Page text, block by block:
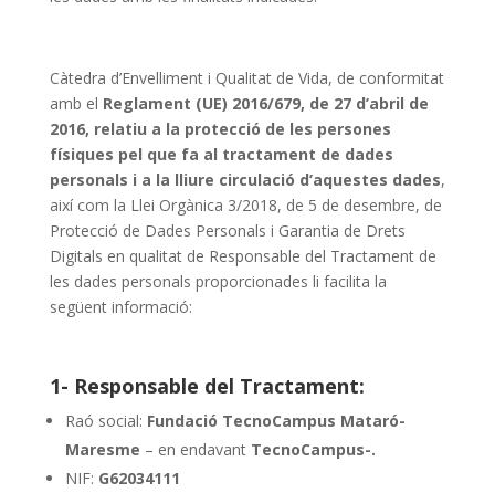
Càtedra d’Envelliment i Qualitat de Vida, de conformitat
amb el Reglament (UE) 2016/679, de 27 d’abril de
2016, relatiu a la protecció de les persones
físiques pel que fa al tractament de dades
personals i a la lliure circulació d’aquestes dades,
així com la Llei Orgànica 3/2018, de 5 de desembre, de
Protecció de Dades Personals i Garantia de Drets
Digitals en qualitat de Responsable del Tractament de
les dades personals proporcionades li facilita la
següent informació:
1- Responsable del Tractament:
Raó social: Fundació TecnoCampus Mataró-
Maresme – en endavant TecnoCampus-.
NIF: G62034111